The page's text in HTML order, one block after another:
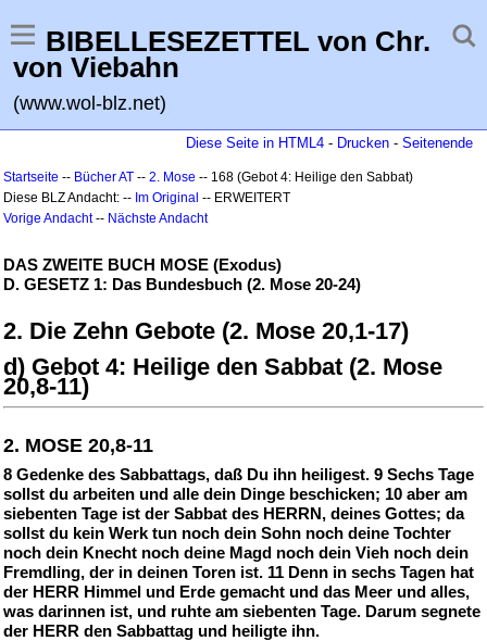
BIBELLESEZETTEL von Chr.
von Viebahn
(www.wol-blz.net)
Diese Seite in HTML4 - Drucken - Seitenende
Startseite -- Bücher AT -- 2. Mose -- 168 (Gebot 4: Heilige den Sabbat)
Diese BLZ Andacht: -- Im Original -- ERWEITERT
Vorige Andacht-- Nächste Andacht
DAS ZWEITE BUCH MOSE (Exodus)
D. GESETZ 1: Das Bundesbuch (2. Mose 20-24)
2. Die Zehn Gebote (2. Mose 20,1-17)
d) Gebot 4: Heilige den Sabbat (2. Mose
20,8-11)
2. MOSE 20,8-11
8 Gedenke des Sabbattags, daß Du ihn heiligest. 9 Sechs Tage
sollst du arbeiten und alle dein Dinge beschicken; 10 aber am
siebenten Tage ist der Sabbat des HERRN, deines Gottes; da
sollst du kein Werk tun noch dein Sohn noch deine Tochter
noch dein Knecht noch deine Magd noch dein Vieh noch dein
Fremdling, der in deinen Toren ist. 11 Denn in sechs Tagen hat
der HERR Himmel und Erde gemacht und das Meer und alles,
was darinnen ist, und ruhte am siebenten Tage. Darum segnete
der HERR den Sabbattag und heiligte ihn.